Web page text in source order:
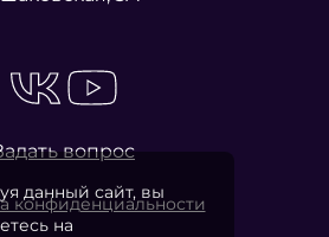
вопрос
конфиденциальности
данный сайт, вы
на